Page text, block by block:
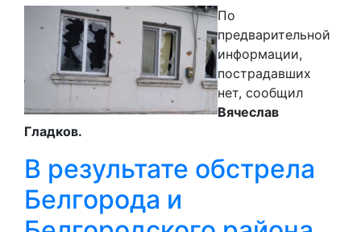
По
предварительной
информации,
пострадавших
нет, сообщил
Вячеслав
Гладков.
В результате обстрела
Белгорода и